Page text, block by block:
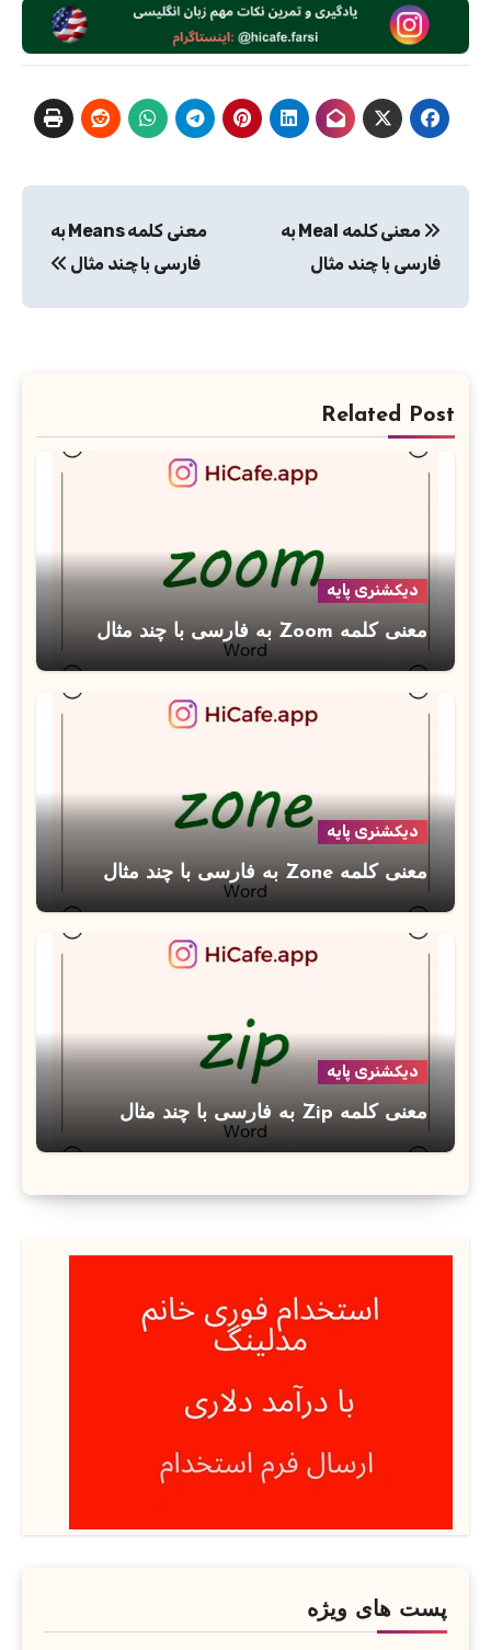
نوشته
معنی کلمه Meal به
فارسی با چند مثال
معنی کلمه Means به
فارسی با چند مثال
Related Post
دیکشنری پایه
معنی کلمه Zoom به فارسی با چند مثال
دیکشنری پایه
معنی کلمه Zone به فارسی با چند مثال
دیکشنری پایه
معنی کلمه Zip به فارسی با چند مثال
پست های ویژه